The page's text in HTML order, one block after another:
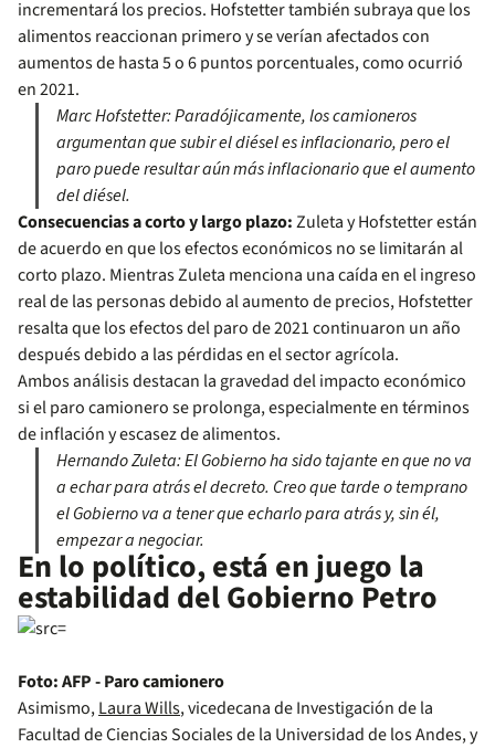
incrementará los precios. Hofstetter también subraya que los
alimentos reaccionan primero y se verían afectados con
aumentos de hasta 5 o 6 puntos porcentuales, como ocurrió
en 2021.
Marc Hofstetter: Paradójicamente, los camioneros
argumentan que subir el diésel es inflacionario, pero el
paro puede resultar aún más inflacionario que el aumento
del diésel.
Consecuencias a corto y largo plazo:Zuleta y Hofstetter están
de acuerdo en que los efectos económicos no se limitarán al
corto plazo. Mientras Zuleta menciona una caída en el ingreso
real de las personas debido al aumento de precios, Hofstetter
resalta que los efectos del paro de 2021 continuaron un año
después debido a las pérdidas en el sector agrícola.
Ambos análisis destacan la gravedad del impacto económico
si el paro camionero se prolonga, especialmente en términos
de inflación y escasez de alimentos.
Hernando Zuleta: El Gobierno ha sido tajante en que no va
a echar para atrás el decreto. Creo que tarde o temprano
el Gobierno va a tener que echarlo para atrás y, sin él,
empezar a negociar.
En lo político, está en juego la
estabilidad del Gobierno Petro
Foto: AFP - Paro camionero
Asimismo,Laura Wills, vicedecana de Investigación de la
Facultad de Ciencias Sociales de la Universidad de los Andes, y